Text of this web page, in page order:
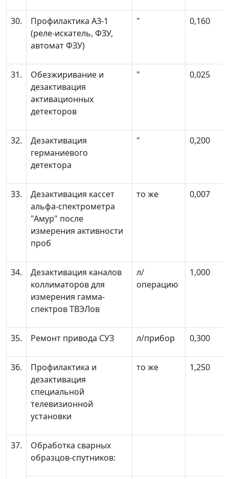
30.
Профилактика АЗ-1
(реле-искатель, ФЗУ,
автомат ФЗУ)
" 0,160
31.
Обезжиривание и
дезактивация
активационных
детекторов
" 0,025
32.
Дезактивация
германиевого
детектора
" 0,200
33.
Дезактивация кассет
альфа-спектрометра
"Амур" после
измерения активности
проб
то же 0,007
34.
Дезактивация каналов
коллиматоров для
измерения гамма-
спектров ТВЭЛов
л/
операцию
1,000
35. Ремонт привода СУЗ л/прибор 0,300
36.
Профилактика и
дезактивация
специальной
телевизионной
установки
то же 1,250
37.
Обработка сварных
образцов-спутников: